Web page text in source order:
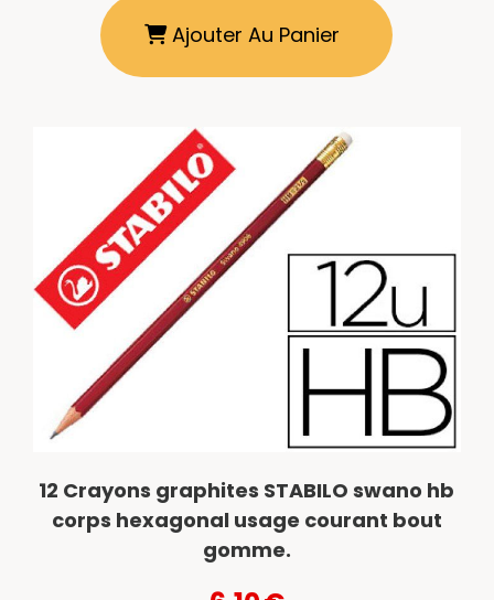
Ajouter Au Panier
12 Crayons graphites STABILO swano hb
corps hexagonal usage courant bout
gomme.